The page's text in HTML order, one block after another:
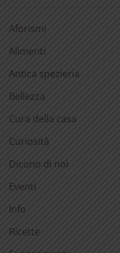
Aforismi
Alimenti
Antica spezieria
Bellezza
Cura della casa
Curiosità
Dicono di noi
Eventi
Info
Ricette